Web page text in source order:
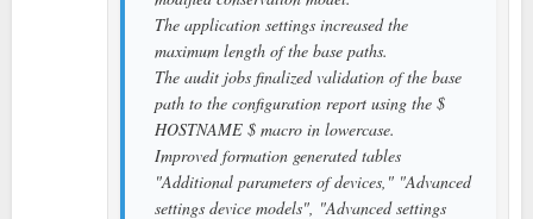
The application settings increased the
maximum length of the base paths.
The audit jobs finalized validation of the base
path to the configuration report using the $
HOSTNAME $ macro in lowercase.
Improved formation generated tables
"Additional parameters of devices," "Advanced
settings device models", "Advanced settings